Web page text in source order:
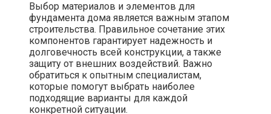
Выбор материалов и элементов для
фундамента дома является важным этапом
строительства. Правильное сочетание этих
компонентов гарантирует надежность и
долговечность всей конструкции, а также
защиту от внешних воздействий. Важно
обратиться к опытным специалистам,
которые помогут выбрать наиболее
подходящие варианты для каждой
конкретной ситуации.